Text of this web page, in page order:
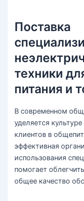
Поставка
техники
питания и
В современном
уделяется
клиентов в
эффективная
использования
помогает
общее качество